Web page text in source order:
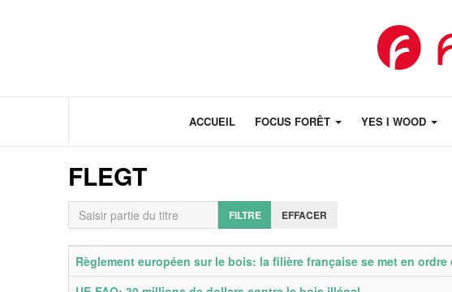
ACCUEIL FOCUS FORÊT YES I WOOD
FLEGT
Saisir partie du titre FILTRE EFFACER
Titre Date de publication
Règlement européen sur le bois: la filière française se met en ordre